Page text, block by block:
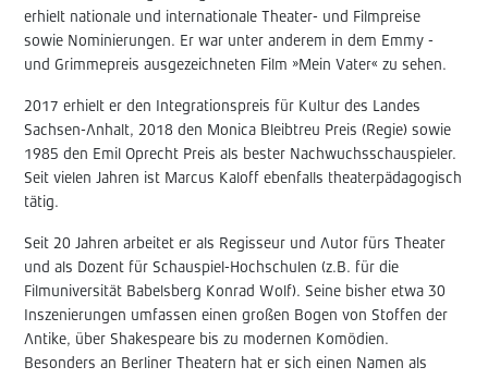
erhielt nationale und internationale Theater- und Filmpreise
sowie Nominierungen. Er war unter anderem in dem Emmy -
und Grimmepreis ausgezeichneten Film »Mein Vater« zu sehen.
2017 erhielt er den Integrationspreis für Kultur des Landes
Sachsen-Anhalt, 2018 den Monica Bleibtreu Preis (Regie) sowie
1985 den Emil Oprecht Preis als bester Nachwuchsschauspieler.
Seit vielen Jahren ist Marcus Kaloff ebenfalls theaterpädagogisch
tätig.
Seit 20 Jahren arbeitet er als Regisseur und Autor fürs Theater
und als Dozent für Schauspiel-Hochschulen (z.B. für die
Filmuniversität Babelsberg Konrad Wolf). Seine bisher etwa 30
Inszenierungen umfassen einen großen Bogen von Stoffen der
Antike, über Shakespeare bis zu modernen Komödien.
Besonders an Berliner Theatern hat er sich einen Namen als